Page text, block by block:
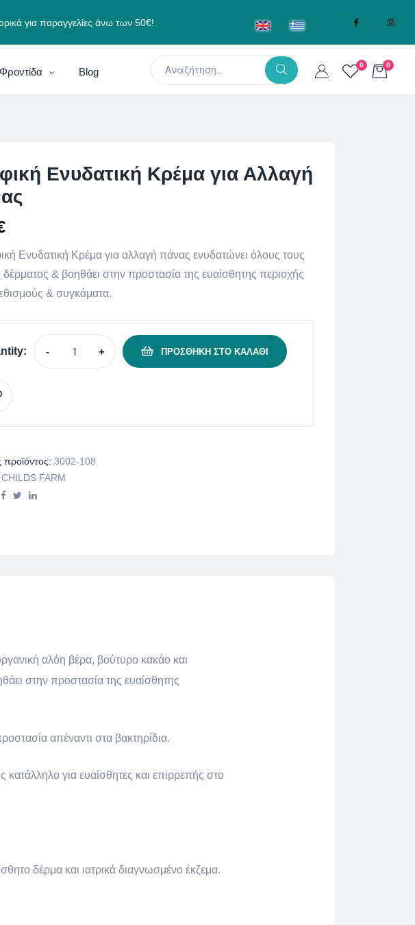
για παραγγελίες άνω των 50€!
Blog
0 0
Ενυδατική Κρέμα για Αλλαγή
Ενυδατική Κρέμα για αλλαγή πάνας ενυδατώνει όλους τους
& βοηθάει στην προστασία της ευαίσθητης περιοχής
& συγκάματα.
- + ΠΡΟΣΘΉΚΗ ΣΤΟ ΚΑΛΆΘΙ
προϊόντος: 3002-108
CHILDS FARM
αλόη βέρα, βούτυρο κακάο και
στην προστασία της ευαίσθητης
απέναντι στα βακτηρίδια.
κατάλληλο για ευαίσθητες και επιρρεπής στο
δέρμα και ιατρικά διαγνωσμένο έκζεμα.